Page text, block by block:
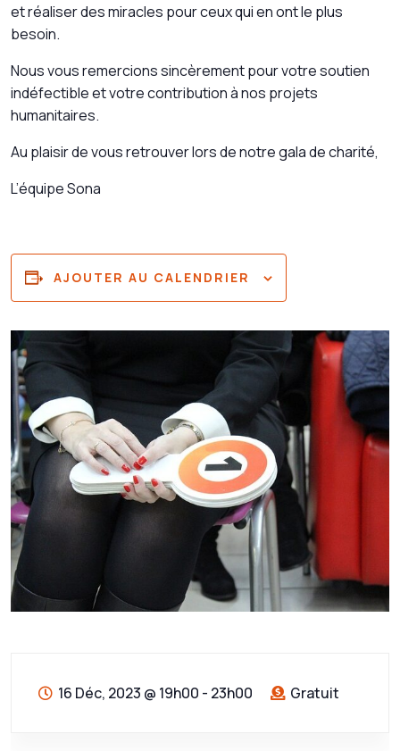
et réaliser des miracles pour ceux qui en ont le plus
besoin.
Nous vous remercions sincèrement pour votre soutien
indéfectible et votre contribution à nos projets
humanitaires.
Au plaisir de vous retrouver lors de notre gala de charité,
L’équipe Sona
AJOUTER AU CALENDRIER
16 Déc, 2023 @ 19h00 - 23h00 Gratuit